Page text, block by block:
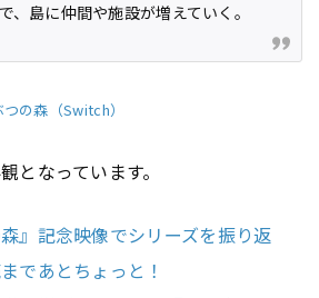
、島に仲間や施設が増えていく。
の森（Switch）
となっています。
森』記念映像でシリーズを振り返
であとちょっと！